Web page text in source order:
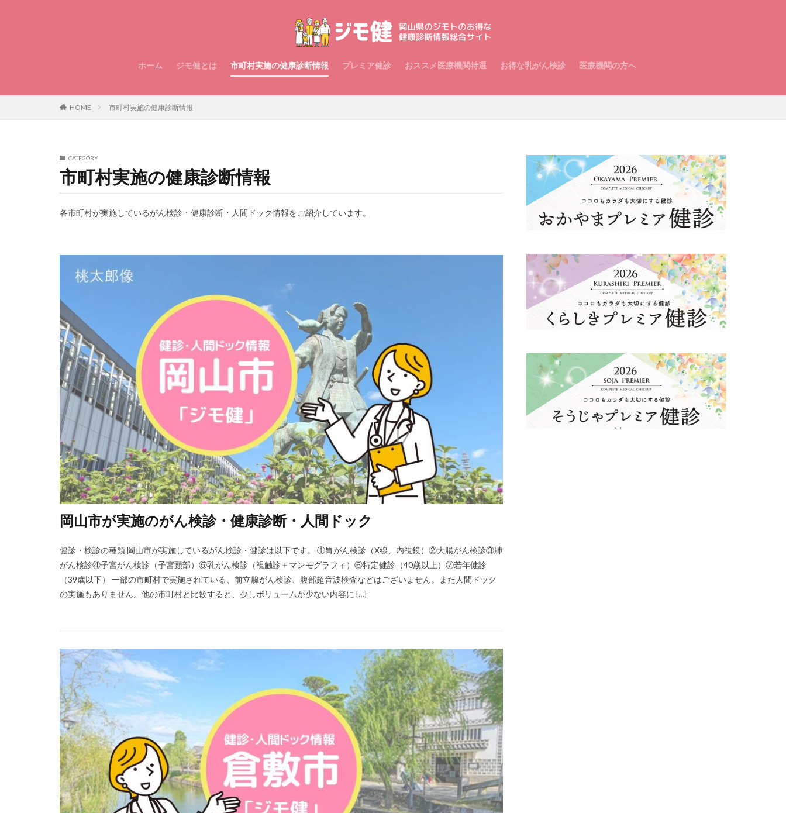
ホーム ジモ健とは 市町村実施の健康診断情報 プレミア健診 おススメ医療機関特選 お得な乳がん検診 医療機関の方へ
HOME 市町村実施の健康診断情報
CATEGORY
市町村実施の健康診断情報
各市町村が実施しているがん検診・健康診断・人間ドック情報をご紹介しています。
岡山市が実施のがん検診・健康診断・人間ドック
健診・検診の種類 岡山市が実施しているがん検診・健診は以下です。 ①胃がん検診（X線、内視鏡）②大腸がん検診③肺
がん検診④子宮がん検診（子宮頸部）⑤乳がん検診（視触診＋マンモグラフィ）⑥特定健診（40歳以上）⑦若年健診
（39歳以下） 一部の市町村で実施されている、前立腺がん検診、腹部超音波検査などはございません。また人間ドック
の実施もありません。他の市町村と比較すると、少しボリュームが少ない内容に […]